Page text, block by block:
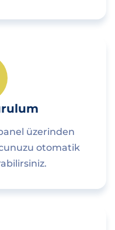
üzerinden
otomatik